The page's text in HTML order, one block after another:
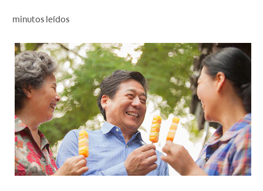
PARA PROFESIONALES
CUPONES
CO (ES)
SUSCRÍBETE
minutos leídos